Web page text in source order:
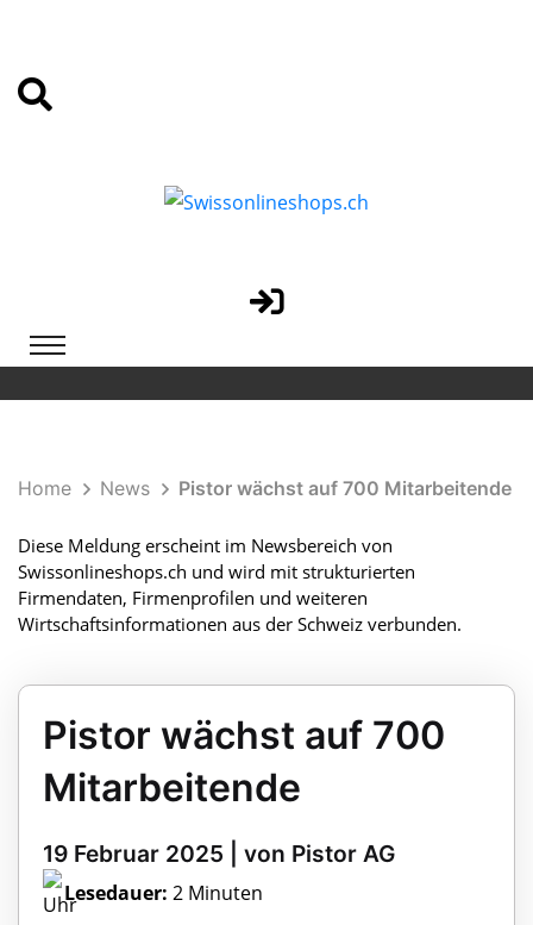
Home News Pistor wächst auf 700 Mitarbeitende
Diese Meldung erscheint im Newsbereich von
Swissonlineshops.ch und wird mit strukturierten
Firmendaten, Firmenprofilen und weiteren
Wirtschaftsinformationen aus der Schweiz verbunden.
Pistor wächst auf 700
Mitarbeitende
19 Februar 2025 | von Pistor AG
Lesedauer: 2 Minuten